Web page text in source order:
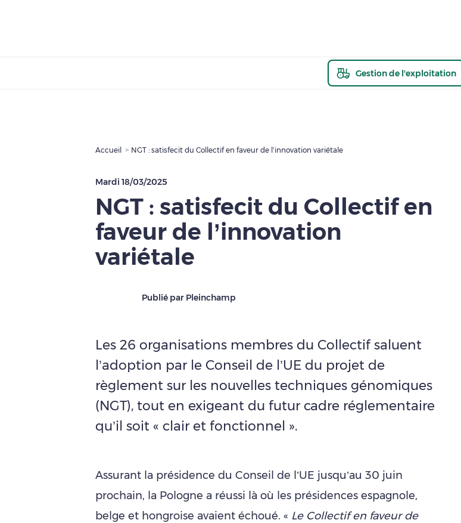
Gestion de l'exploitation
Accueil NGT : satisfecit du Collectif en faveur de l’innovation variétale
Mardi 18/03/2025
NGT : satisfecit du Collectif en
faveur de l’innovation
variétale
Publié par Pleinchamp
Les 26 organisations membres du Collectif saluent
l’adoption par le Conseil de l’UE du projet de
règlement sur les nouvelles techniques génomiques
(NGT), tout en exigeant du futur cadre réglementaire
qu’il soit « clair et fonctionnel ».
Assurant la présidence du Conseil de l’UE jusqu’au 30 juin
prochain, la Pologne a réussi là où les présidences espagnole,
belge et hongroise avaient échoué. « Le Collectif en faveur de